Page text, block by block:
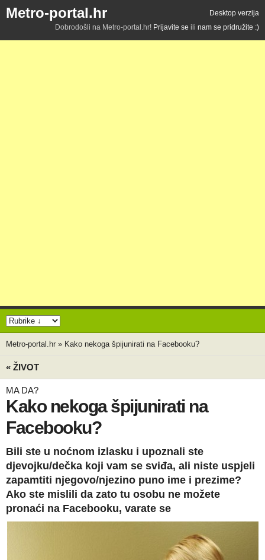
Metro-portal.hr
Desktop verzija
Dobrodošli na Metro-portal.hr! Prijavite se ili nam se pridružite :)
Metro-portal.hr » Kako nekoga špijunirati na Facebooku?
« ŽIVOT
MA DA?
Kako nekoga špijunirati na
Facebooku?
Bili ste u noćnom izlasku i upoznali ste
djevojku/dečka koji vam se sviđa, ali niste uspjeli
zapamtiti njegovo/njezino puno ime i prezime?
Ako ste mislili da zato tu osobu ne možete
pronaći na Facebooku, varate se